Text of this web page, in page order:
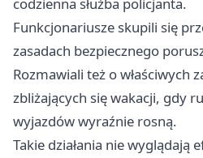
Funkcjonariusze skupili się
zasadach bezpiecznego
Rozmawiali też o właściwych
zbliżających się wakacji, gdy
wyjazdów wyraźnie rosną.
Takie działania nie wyglądają